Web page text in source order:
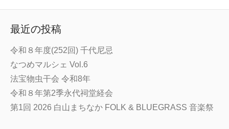
最近の投稿
令和８年度(252回) 千代尼忌
なつめマルシェ Vol.6
法宝物虫干会 令和8年
令和８年第2季永代祠堂経会
第1回 2026 白山まちなか FOLK & BLUEGRASS 音楽祭